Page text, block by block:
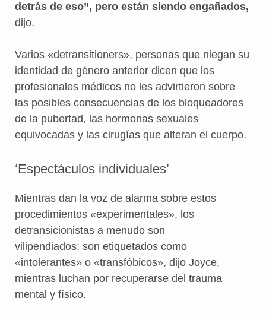
detrás de eso”, pero están siendo engañados,
dijo.
Varios «detransitioners», personas que niegan su
identidad de género anterior dicen que los
profesionales médicos no les advirtieron sobre
las posibles consecuencias de los bloqueadores
de la pubertad, las hormonas sexuales
equivocadas y las cirugías que alteran el cuerpo.
‘Espectáculos individuales’
Mientras dan la voz de alarma sobre estos
procedimientos «experimentales», los
detransicionistas a menudo son
vilipendiados; son etiquetados como
«intolerantes» o «transfóbicos», dijo Joyce,
mientras luchan por recuperarse del trauma
mental y físico.